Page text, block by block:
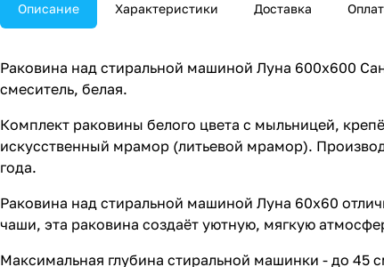
Описание Характеристики Доставка
Раковина над стиральной машиной Луна 600х600
смеситель, белая.
Комплект раковины белого цвета с мыльницей,
искусственный мрамор (литьевой мрамор).
года.
Раковина над стиральной машиной Луна 60х60
чаши, эта раковина создаёт уютную, мягкую
Максимальная глубина стиральной машинки - до 45